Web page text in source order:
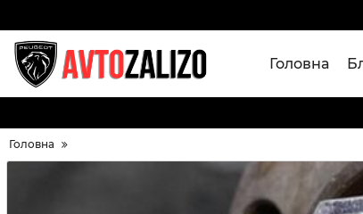
Головна
Головна